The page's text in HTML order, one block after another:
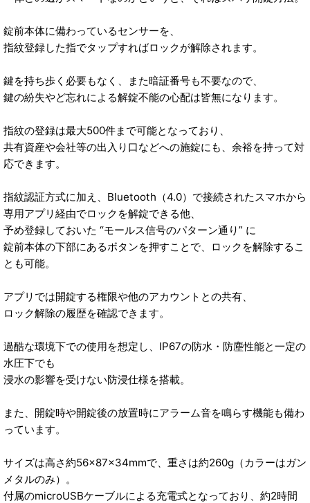
錠前本体に備わっているセンサーを、
指紋登録した指でタップすればロックが解除されます。
鍵を持ち歩く必要もなく、また暗証番号も不要なので、
鍵の紛失やど忘れによる解錠不能の心配は皆無になります。
指紋の登録は最大500件まで可能となっており、
共有資産や会社等の出入り口などへの施錠にも、余裕を持って対
応できます。
指紋認証方式に加え、Bluetooth（4.0）で接続されたスマホから
専用アプリ経由でロックを解錠できる他、
予め登録しておいた “モールス信号のパターン通り” に
錠前本体の下部にあるボタンを押すことで、ロックを解除するこ
とも可能。
アプリでは開錠する権限や他のアカウントとの共有、
ロック解除の履歴を確認できます。
過酷な環境下での使用を想定し、IP67の防水・防塵性能と一定の
水圧下でも
浸水の影響を受けない防浸仕様を搭載。
また、開錠時や開錠後の放置時にアラーム音を鳴らす機能も備わ
っています。
サイズは高さ約56×87×34mmで、重さは約260g（カラーはガン
メタルのみ）。
付属のmicroUSBケーブルによる充電式となっており、約2時間